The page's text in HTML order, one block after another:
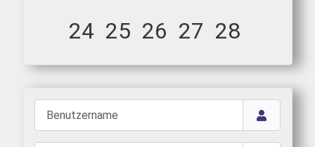
24 25 26 27 28
Benutzername